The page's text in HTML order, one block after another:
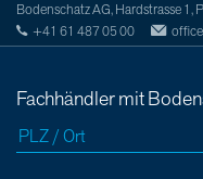
Bodenschatz AG, Hardstrasse 1,
+41 61 487 05 00
Fachhändler mit